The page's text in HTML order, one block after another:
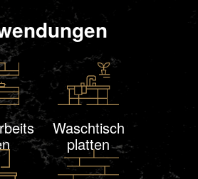
Waschtisch
platten